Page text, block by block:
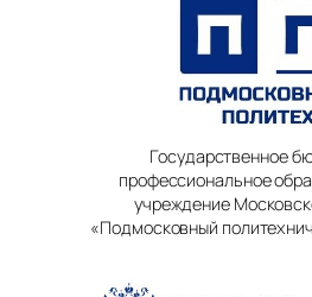
Государственное
профессиональное
учреждение
«Подмосковный